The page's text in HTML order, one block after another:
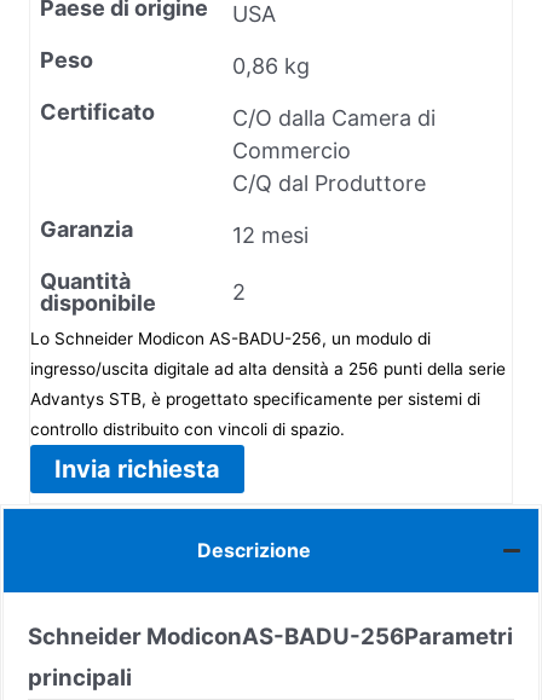
Paese di origine
USA
Peso
0,86 kg
Certificato
C/O dalla Camera di
Commercio
C/Q dal Produttore
Garanzia
12 mesi
Quantità
disponibile
2
Lo Schneider Modicon AS-BADU-256, un modulo di
ingresso/uscita digitale ad alta densità a 256 punti della serie
Advantys STB, è progettato specificamente per sistemi di
controllo distribuito con vincoli di spazio.
Invia richiesta
Descrizione
Schneider ModiconAS-BADU-256Parametri
principali